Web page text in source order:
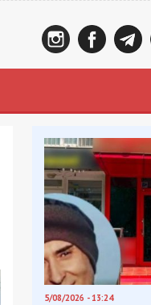
5/08/2026 - 13:24